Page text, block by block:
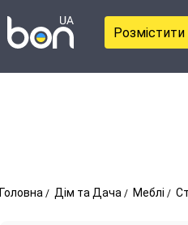
Головна Дім та Дача Меблі